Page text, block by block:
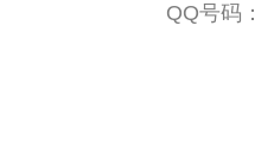
QQ号码：